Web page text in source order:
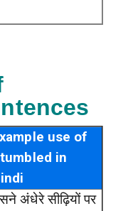
use of
in
अंधेरे सीढ़ियों पर